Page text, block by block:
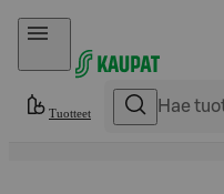
Hyppää sisältöön
Tuotteet